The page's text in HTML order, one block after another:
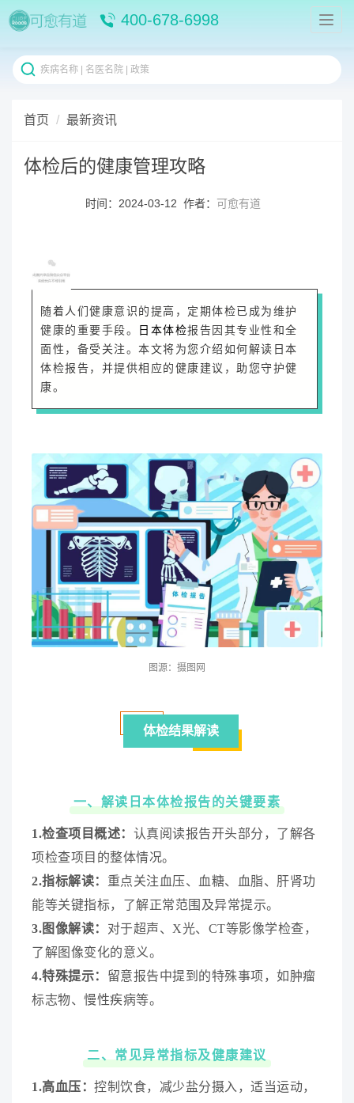
400-678-6998
首页 最新资讯
体检后的健康管理攻略
时间：2024-03-12 作者： 可愈有道
随着人们健康意识的提高，定期体检已成为维护
健康的重要手段。
日本体检报告因其专业性和全
面性，备受关注。本文将为您介绍如何解读日本
体检报告，并提供相应的健康建议，助您守护健
康。
图源：摄图网
体检结果解读
一、解读日本体检报告的关键要素
1.检查项目概述： 认真阅读报告开头部分，了解各
项检查项目的整体情况。
2.指标解读： 重点关注血压、血糖、血脂、肝肾功
能等关键指标，了解正常范围及异常提示。
3.图像解读： 对于超声、X光、CT等影像学检查，
了解图像变化的意义。
4.特殊提示： 留意报告中提到的特殊事项，如肿瘤
标志物、慢性疾病等。
二、常见异常指标及健康建议
1.高血压： 控制饮食，减少盐分摄入，适当运动，